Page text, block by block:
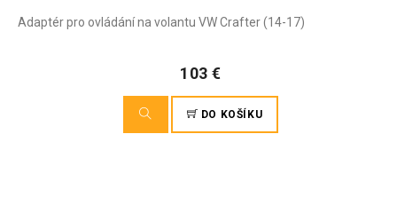
Adaptér pro ovládání na volantu VW Crafter (14-17)
103 €
DO KOŠÍKU